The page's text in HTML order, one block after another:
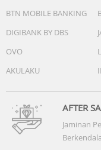
BTN MOBILE BANKING
DIGIBANK BY DBS
OVO
AKULAKU
AFTER
Jaminan
Berkendala